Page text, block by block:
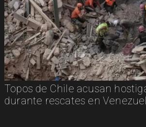
Topos de Chile acusan
durante rescates en